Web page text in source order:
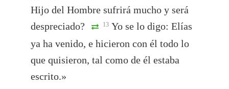
Hijo del Hombre sufrirá mucho y será
despreciado?
13 Yo se lo digo: Elías
ya ha venido, e hicieron con él todo lo
que quisieron, tal como de él estaba
escrito.»